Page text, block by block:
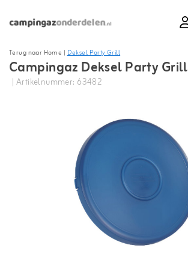
Terug naar Home |Deksel Party Grill
Campingaz Deksel Party Grill
| Artikelnummer: 63482